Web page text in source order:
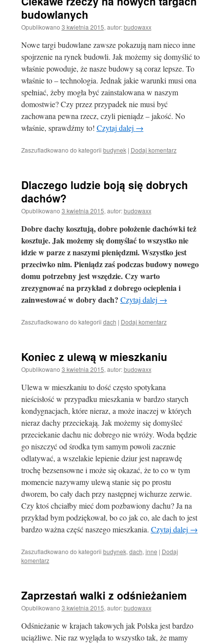
budowlanych
Opublikowano 3 kwietnia 2015, autor: budowaxx
Nowe targi budowlane zawsze pokazują nam nieco inne
spojrzenie na rynek budowli. Jak możemy się domyślić to
właśnie powoduje, że nasze budowy są coraz lepsze. To
właśnie to – technologia. Jednak jakie warunki musi ona
spełniać, żeby mogła być zainstalowana w naszym
domostwie? Czy przez przypadek nie musi być
zachowana pewna rzecz, czyli pieniądz – jakość. No
właśnie, sprawdźmy to! Czytaj dalej →
Zaszufladkowano do kategorii budynek | Dodaj komentarz
Dlaczego ludzie boją się dobrych
dachów?
Opublikowano 3 kwietnia 2015, autor: budowaxx
Dobre dachy kosztują, dobre położenie dachówki też
kosztuje. Jak możemy się domyślać to wszystko nie
idzie w parze z naszymi pieniędzmi. Wszystko jest
przeciwko nim. Pieniądz zaś podczas budowy nowego
domu potrzebny jest wszędzie. Czy warto
zrezygnować na przykład z dobrego ocieplenia i
zainwestować w dobry dach? Czytaj dalej →
Zaszufladkowano do kategorii dach | Dodaj komentarz
Koniec z ulewą w mieszkaniu
Opublikowano 3 kwietnia 2015, autor: budowaxx
Ulewa w mieszkaniu to dość często spotykana
nieścisłość w przypadku mieszkania w bardzo starych
kondygnacjach, które nieraz, a może inaczej w których
nieraz dachy przeciekają. Jak możemy się domyśleć
przeciekanie dachu nic dobrego nie wróży. Woda będzie
go niszczyć od środka tym samym powoli zacznie
odlatywać, a wszelakie lepienie dziur jest naprawdę
trochę bezsensowne i może się okazać, że to co w tym
momencie nazywamy ulewą stanie się po prostu
dworem, bo cały dach przy następnej wichurze zerwie.
Czy ktoś chciałby mieć dom pozbawiony dachu? Ja na
przykład bym podziękował, bo co jak co, ale dach to jest
bardzo ważna część naszego mieszkania. Czytaj dalej →
Zaszufladkowano do kategorii budynek, dach, inne | Dodaj
komentarz
Zaprzestań walki z odśnieżaniem
Opublikowano 3 kwietnia 2015, autor: budowaxx
Odśnieżanie w krajach takowych jak Polska jest bardzo
uciążliwe. Nie raz wygląda to wszystko tak, że mamy